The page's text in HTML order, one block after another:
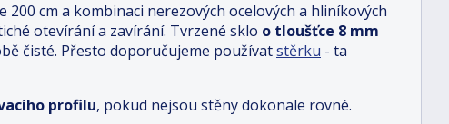
cm a kombinaci nerezových ocelových a hliníkových
otevírání a zavírání. Tvrzené sklo o tloušťce 8 mm
čisté. Přesto doporučujeme používatstěrku - ta
profilu, pokud nejsou stěny dokonale rovné.